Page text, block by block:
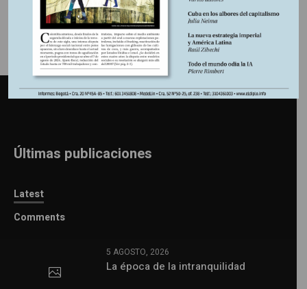
Últimas publicaciones
Latest
Comments
5 AGOSTO, 2026
La época de la intranquilidad